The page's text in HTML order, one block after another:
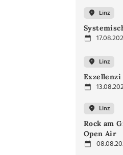
Linz
Linz
Exzellenzi
Linz
Rock am
Open Air